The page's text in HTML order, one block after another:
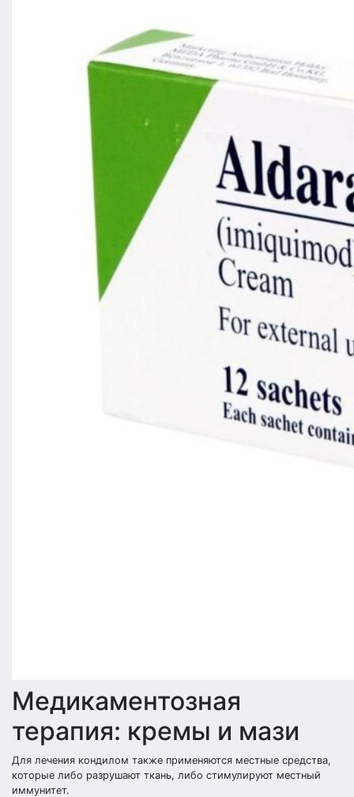
Медикаментозная
терапия: кремы и мази
Для лечения кондилом также применяются местные средства,
которые либо разрушают ткань, либо стимулируют местный
иммунитет.